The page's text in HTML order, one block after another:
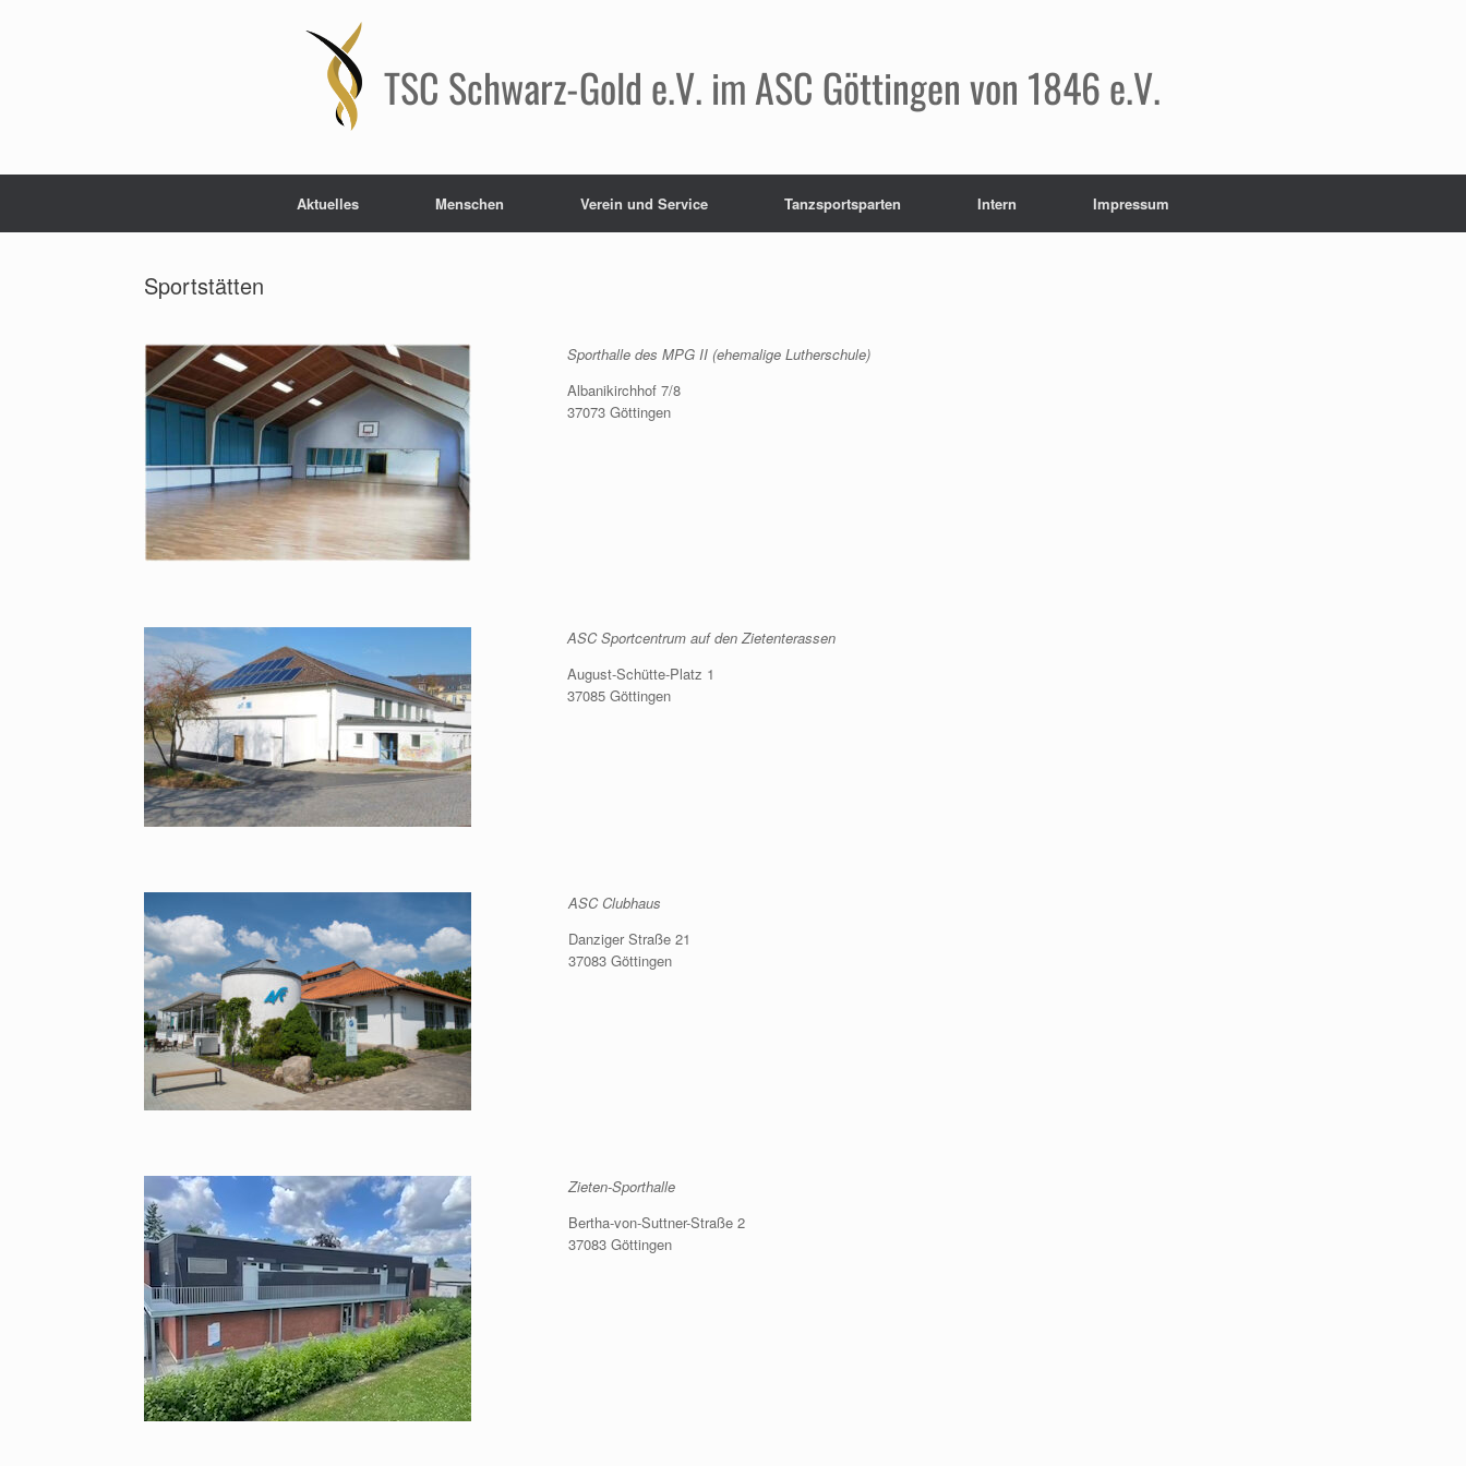
TSC Schwarz-Gold e.V. im ASC Göttingen von 1846 e.V.
Aktuelles Menschen Verein und Service Tanzsportsparten Intern Impressum
Sportstätten
Sporthalle des MPG II (ehemalige Lutherschule)
Albanikirchhof 7/8
37073 Göttingen
ASC Sportcentrum auf den Zietenterassen
August-Schütte-Platz 1
37085 Göttingen
ASC Clubhaus
Danziger Straße 21
37083 Göttingen
Zieten-Sporthalle
Bertha-von-Suttner-Straße 2
37083 Göttingen